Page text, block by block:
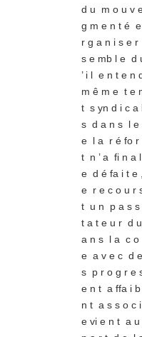
d u m o u v
g m e n t é
r g a n i s e r
s e mb l e d
’ i l e n t e n
m ê m e t e
t s yn d i c
s d a n s l e
e l a r é fo r
t n ’ a fi n a
e d é fa i t e
e r e c o u r
t u n p a s s
t a t e u r d
a n s l a c o
e a v e c d
s p r o g r e
e n t a ffa i
n t a s s o c
e vi e n t a